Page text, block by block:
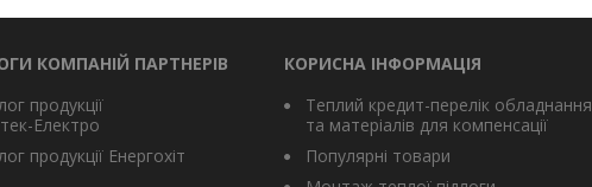
КОМПАНІЙ ПАРТНЕРІВ
продукції
Електро
продукції Енергохіт
КОРИСНА ІНФОРМАЦІЯ
Теплий кредит-перелік обладнання
та матеріалів для компенсації
Популярні товари